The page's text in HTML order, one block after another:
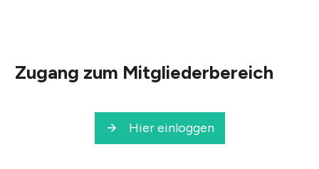
Zugang zum Mitgliederbereich
Hier einloggen